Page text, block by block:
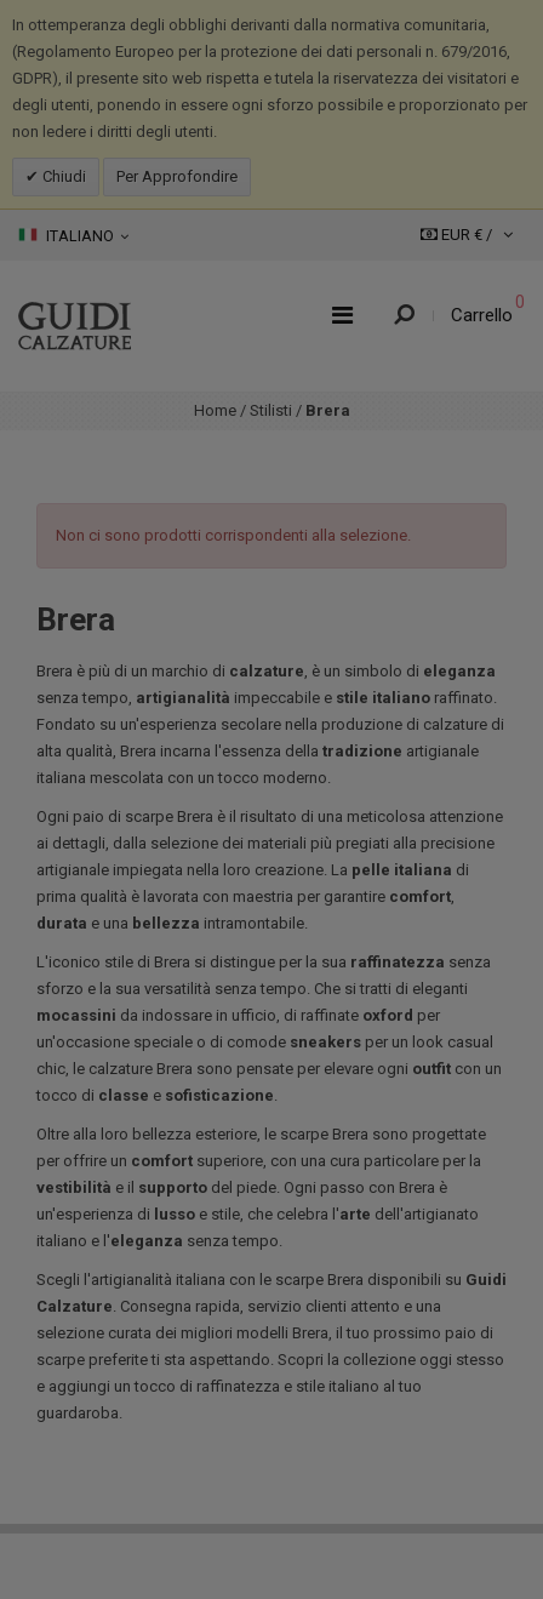
In ottemperanza degli obblighi derivanti dalla normativa comunitaria,
(Regolamento Europeo per la protezione dei dati personali n. 679/2016,
GDPR), il presente sito web rispetta e tutela la riservatezza dei visitatori e
degli utenti, ponendo in essere ogni sforzo possibile e proporzionato per
non ledere i diritti degli utenti.
Chiudi Per Approfondire
ITALIANO EUR € /
Carrello
0
Home / Stilisti / Brera
Non ci sono prodotti corrispondenti alla selezione.
Brera
Brera è più di un marchio di calzature , è un simbolo di eleganza
senza tempo, artigianalità impeccabile e stile italiano raffinato.
Fondato su un'esperienza secolare nella produzione di calzature di
alta qualità, Brera incarna l'essenza della tradizione artigianale
italiana mescolata con un tocco moderno.
Ogni paio di scarpe Brera è il risultato di una meticolosa attenzione
ai dettagli, dalla selezione dei materiali più pregiati alla precisione
artigianale impiegata nella loro creazione. La pelle italiana di
prima qualità è lavorata con maestria per garantire comfort
durata e una bellezza intramontabile.
L'iconico stile di Brera si distingue per la sua raffinatezza senza
sforzo e la sua versatilità senza tempo. Che si tratti di eleganti
mocassini da indossare in ufficio, di raffinate oxford per
un'occasione speciale o di comode sneakers per un look casual
chic, le calzature Brera sono pensate per elevare ogni outfit con un
tocco di classe e sofisticazione
Oltre alla loro bellezza esteriore, le scarpe Brera sono progettate
per offrire un comfort superiore, con una cura particolare per la
vestibilità e il supporto del piede. Ogni passo con Brera è
un'esperienza di lusso e stile, che celebra l'arte dell'artigianato
italiano e l'eleganza senza tempo.
Scegli l'artigianalità italiana con le scarpe Brera disponibili su Guidi
Calzature . Consegna rapida, servizio clienti attento e una
selezione curata dei migliori modelli Brera, il tuo prossimo paio di
scarpe preferite ti sta aspettando. Scopri la collezione oggi stesso
e aggiungi un tocco di raffinatezza e stile italiano al tuo
guardaroba.